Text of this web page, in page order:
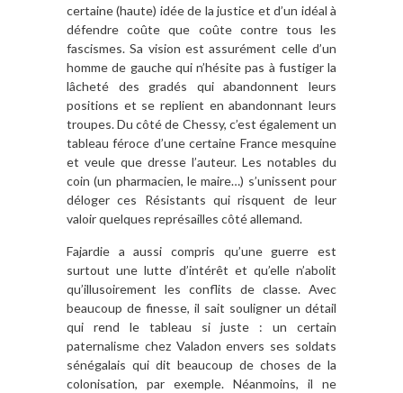
certaine (haute) idée de la justice et d’un idéal à
défendre coûte que coûte contre tous les
fascismes. Sa vision est assurément celle d’un
homme de gauche qui n’hésite pas à fustiger la
lâcheté des gradés qui abandonnent leurs
positions et se replient en abandonnant leurs
troupes. Du côté de Chessy, c’est également un
tableau féroce d’une certaine France mesquine
et veule que dresse l’auteur. Les notables du
coin (un pharmacien, le maire…) s’unissent pour
déloger ces Résistants qui risquent de leur
valoir quelques représailles côté allemand.
Fajardie a aussi compris qu’une guerre est
surtout une lutte d’intérêt et qu’elle n’abolit
qu’illusoirement les conflits de classe. Avec
beaucoup de finesse, il sait souligner un détail
qui rend le tableau si juste : un certain
paternalisme chez Valadon envers ses soldats
sénégalais qui dit beaucoup de choses de la
colonisation, par exemple. Néanmoins, il ne